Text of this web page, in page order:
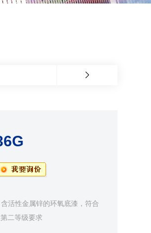
活性金属锌的环氧底漆，符合
二等级要求